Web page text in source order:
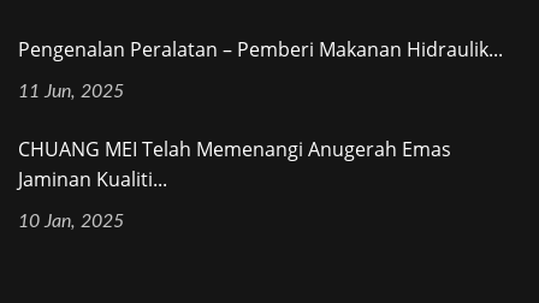
Pengenalan Peralatan – Pemberi Makanan Hidraulik...
11 Jun, 2025
CHUANG MEI Telah Memenangi Anugerah Emas
Jaminan Kualiti...
10 Jan, 2025